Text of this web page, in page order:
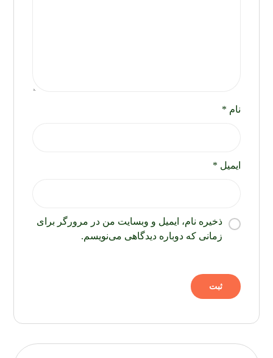
نام *
ایمیل *
ذخیره نام، ایمیل و وبسایت من در مرورگر برای
زمانی که دوباره دیدگاهی می‌نویسم.